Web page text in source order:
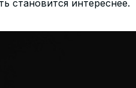
становится интереснее.